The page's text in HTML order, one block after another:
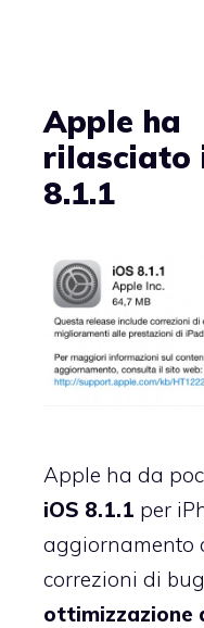
Apple ha
rilasciato
8.1.1
Apple ha da
iOS 8.1.1 per
aggiornamento
correzioni di
ottimizzazione